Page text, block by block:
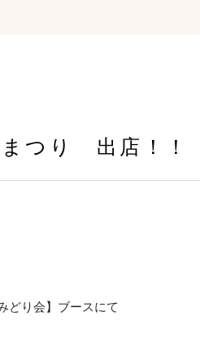
つり 出店！！
どり会】ブースにて